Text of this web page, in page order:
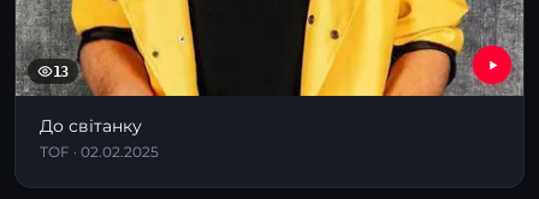
13
До світанку
TOF · 02.02.2025